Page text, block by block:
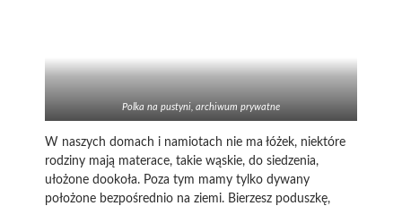
Polka na pustyni, archiwum prywatne
W naszych domach i namiotach nie ma łóżek, niektóre
rodziny mają materace, takie wąskie, do siedzenia,
ułożone dookoła. Poza tym mamy tylko dywany
położone bezpośrednio na ziemi. Bierzesz poduszkę,